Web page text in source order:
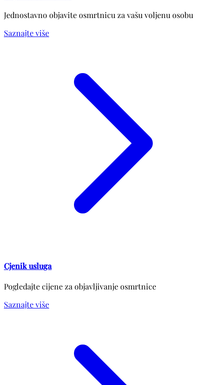
Jednostavno objavite osmrtnicu za vašu voljenu osobu
Saznajte više
Cjenik usluga
Pogledajte cijene za objavljivanje osmrtnice
Saznajte više